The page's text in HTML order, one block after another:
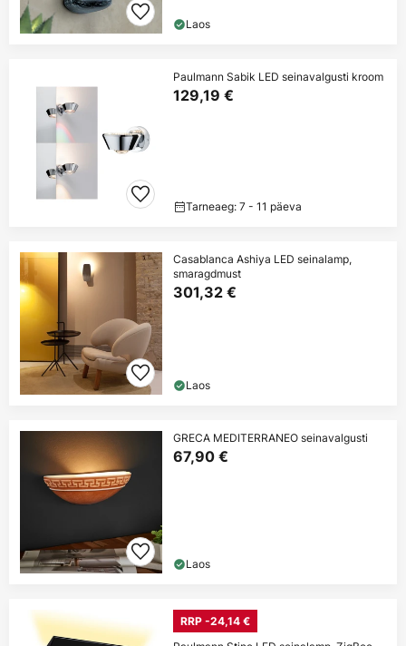
Laos
Paulmann Sabik LED seinavalgusti kroom
129,19 €
Tarneaeg: 7 - 11 päeva
Casablanca Ashiya LED seinalamp,
smaragdmust
301,32 €
Laos
GRECA MEDITERRANEO seinavalgusti
67,90 €
Laos
RRP -24,14 €